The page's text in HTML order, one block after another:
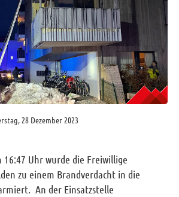
28 Dezember 2023
16:47 Uhr wurde die Freiwillige
zu einem Brandverdacht in die
An der Einsatzstelle